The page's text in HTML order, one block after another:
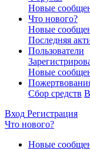
Новые
Что нового?
Новые
Последняя
Пользователи
Новые
Сбор средств
Вход Регистрация
Что нового?
Новые